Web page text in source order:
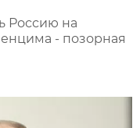
Россию на
- позорная